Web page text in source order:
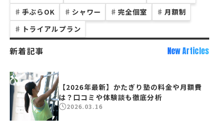
♯ 手ぶらOK ♯ シャワー ♯ 完全個室 ♯ 月額制
♯ トライアルプラン
新着記事 New Articles
【2026年最新】かたぎり塾の料金や月額費
は？口コミや体験談も徹底分析
2026.03.16